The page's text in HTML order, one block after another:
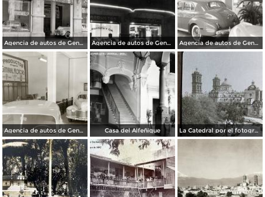
Agencia de autos de General Motors Agencia de autos de General Motors Agencia de autos de General Motors
Agencia de autos de General Motors Casa del Alfeñique La Catedral por el fotografo William H. Rau.